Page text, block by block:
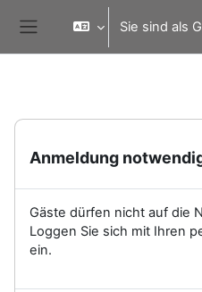
Website-Übersicht
Sie sind als
Anmeldung
Gäste dürfen nicht auf die
Loggen Sie sich mit Ihren
ein.